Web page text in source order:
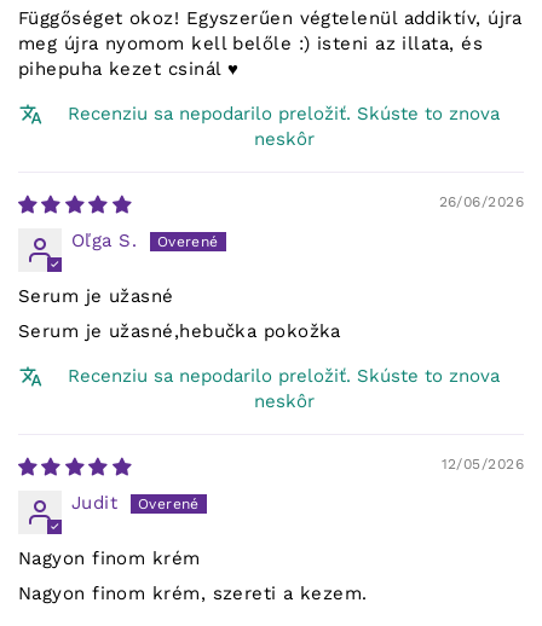
Függőséget okoz! Egyszerűen végtelenül addiktív, újra
meg újra nyomom kell belőle :) isteni az illata, és
pihepuha kezet csinál ♥️
Recenziu sa nepodarilo preložiť. Skúste to znova
neskôr
26/06/2026
Oľga S.
Serum je užasné
Serum je užasné,hebučka pokožka
Recenziu sa nepodarilo preložiť. Skúste to znova
neskôr
12/05/2026
Judit
Nagyon finom krém
Nagyon finom krém, szereti a kezem.